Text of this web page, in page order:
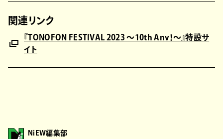
関連リンク
『TONOFON FESTIVAL 2023 ～10th Anv！～』特設サ
イト
NiEW編集部